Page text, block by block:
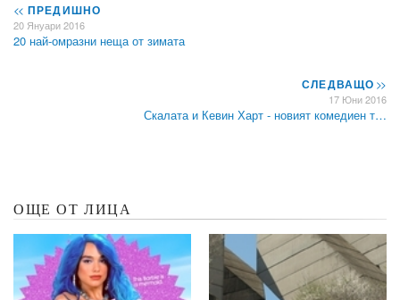
<< ПРЕДИШНО
20 Януари 2016
20 най-омразни неща от зимата
СЛЕДВАЩО>>
17 Юни 2016
Скалата и Кевин Харт - новият комедиен т…
ОЩЕ ОТ ЛИЦА